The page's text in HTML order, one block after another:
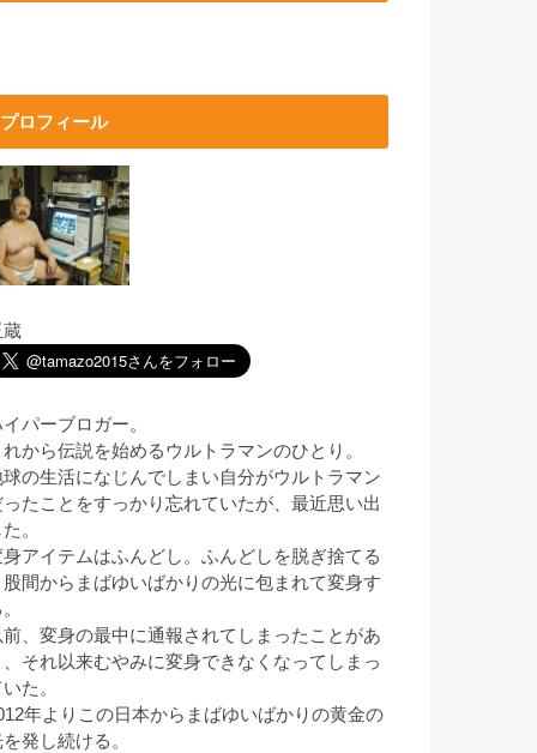
プロフィール
蔵
パーブロガー。
れから伝説を始めるウルトラマンのひとり。
球の生活になじんでしまい自分がウルトラマン
ったことをすっかり忘れていたが、最近思い出
。
身アイテムはふんどし。ふんどしを脱ぎ捨てる
股間からまばゆいばかりの光に包まれて変身す
前、変身の最中に通報されてしまったことがあ
、それ以来むやみに変身できなくなってしまっ
た。
年よりこの日本からまばゆいばかりの黄金の
発し続ける。